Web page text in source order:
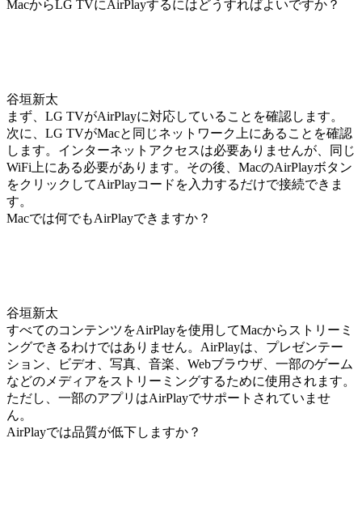
MacからLG TVにAirPlayするにはどうすればよいですか？
谷垣新太
まず、LG TVがAirPlayに対応していることを確認します。
次に、LG TVがMacと同じネットワーク上にあることを確認
します。インターネットアクセスは必要ありませんが、同じ
WiFi上にある必要があります。その後、MacのAirPlayボタン
をクリックしてAirPlayコードを入力するだけで接続できま
す。
Macでは何でもAirPlayできますか？
谷垣新太
すべてのコンテンツをAirPlayを使用してMacからストリーミ
ングできるわけではありません。AirPlayは、プレゼンテー
ション、ビデオ、写真、音楽、Webブラウザ、一部のゲーム
などのメディアをストリーミングするために使用されます。
ただし、一部のアプリはAirPlayでサポートされていませ
ん。
AirPlayでは品質が低下しますか？